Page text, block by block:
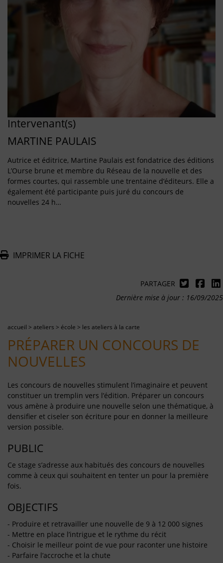
Intervenant(s)
MARTINE PAULAIS
Autrice et éditrice, Martine Paulais est fondatrice des éditions
L’Ourse brune et membre du Réseau de la nouvelle et des
formes courtes, qui rassemble une trentaine d’éditeurs. Elle a
également été participante puis juré du concours de
nouvelles 24 h…
IMPRIMER LA FICHE
PARTAGER
Dernière mise à jour : 16/09/2025
accueil > ateliers > école > les ateliers à la carte
PRÉPARER UN CONCOURS DE
NOUVELLES
Les concours de nouvelles stimulent l’imaginaire et peuvent
constituer un tremplin vers l’édition. Préparer un concours
vous amène à produire une nouvelle selon une thématique, à
densifier et ciseler son écriture pour en donner la meilleure
version possible.
PUBLIC
Ce stage s’adresse aux habitués des concours de nouvelles
comme à ceux qui souhaitent en tenter un pour la première
fois.
OBJECTIFS
- Produire et retravailler une nouvelle de 9 à 12 000 signes
- Mettre en place l’intrigue et le rythme du récit
- Choisir le meilleur point de vue pour raconter une histoire
- Parfaire l’accroche et la chute